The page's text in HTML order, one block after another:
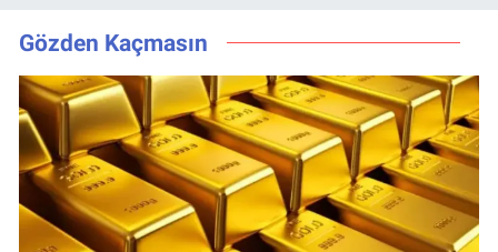
MasterChef'i
Geride Bıraktı
Gözden Kaçmasın